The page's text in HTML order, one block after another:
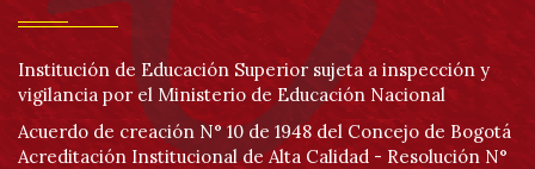
Institución de Educación Superior sujeta a inspección y
vigilancia por el Ministerio de Educación Nacional
Acuerdo de creación N° 10 de 1948 del Concejo de Bogotá
Acreditación Institucional de Alta Calidad - Resolución N°